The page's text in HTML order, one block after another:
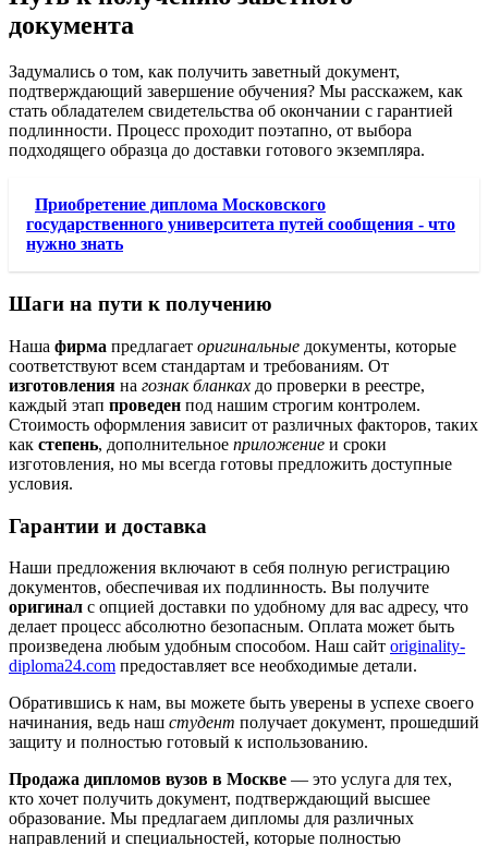
документа
Задумались о том, как получить заветный документ,
подтверждающий завершение обучения? Мы расскажем, как
стать обладателем свидетельства об окончании с гарантией
подлинности. Процесс проходит поэтапно, от выбора
подходящего образца до доставки готового экземпляра.
Приобретение диплома Московского
государственного университета путей сообщения - что
нужно знать
Шаги на пути к получению
Наша фирма предлагает оригинальные документы, которые
соответствуют всем стандартам и требованиям. От
изготовления на гознак бланках до проверки в реестре,
каждый этап проведен под нашим строгим контролем.
Стоимость оформления зависит от различных факторов, таких
как степень, дополнительное приложение и сроки
изготовления, но мы всегда готовы предложить доступные
условия.
Гарантии и доставка
Наши предложения включают в себя полную регистрацию
документов, обеспечивая их подлинность. Вы получите
оригинал с опцией доставки по удобному для вас адресу, что
делает процесс абсолютно безопасным. Оплата может быть
произведена любым удобным способом. Наш сайт originality-
diploma24.com предоставляет все необходимые детали.
Обратившись к нам, вы можете быть уверены в успехе своего
начинания, ведь наш студент получает документ, прошедший
защиту и полностью готовый к использованию.
Продажа дипломов вузов в Москве — это услуга для тех,
кто хочет получить документ, подтверждающий высшее
образование. Мы предлагаем дипломы для различных
направлений и специальностей, которые полностью